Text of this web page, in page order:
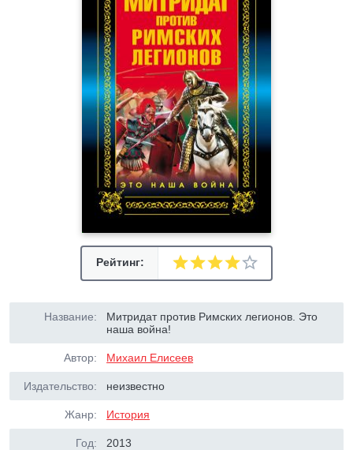
Рейтинг:
Название:
Митридат против Римских легионов. Это
наша война!
Автор: Михаил Елисеев
Издательство: неизвестно
Жанр: История
Год: 2013